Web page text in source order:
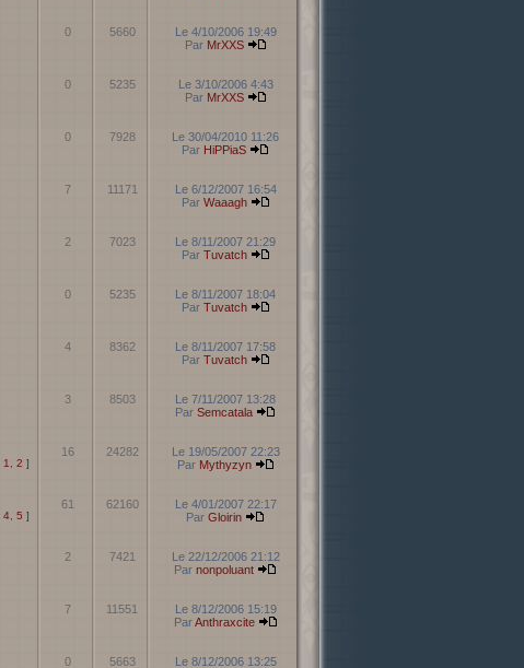
0 5660
Le 4/10/2006 19:49
Par MrXXS
0 5235
Le 3/10/2006 4:43
Par MrXXS
0 7928
Le 30/04/2010 11:26
Par HiPPiaS
7 11171
Le 6/12/2007 16:54
Par Waaagh
2 7023
Le 8/11/2007 21:29
Par Tuvatch
0 5235
Le 8/11/2007 18:04
Par Tuvatch
4 8362
Le 8/11/2007 17:58
Par Tuvatch
3 8503
Le 7/11/2007 13:28
Par Semcatala
1 2 ]
16 24282
Le 19/05/2007 22:23
Par Mythyzyn
4, 5 ]
61 62160
Le 4/01/2007 22:17
Par Gloirin
2 7421
Le 22/12/2006 21:12
Par nonpoluant
7 11551
Le 8/12/2006 15:19
ParAnthraxcite
0 5663
Le 8/12/2006 13:25